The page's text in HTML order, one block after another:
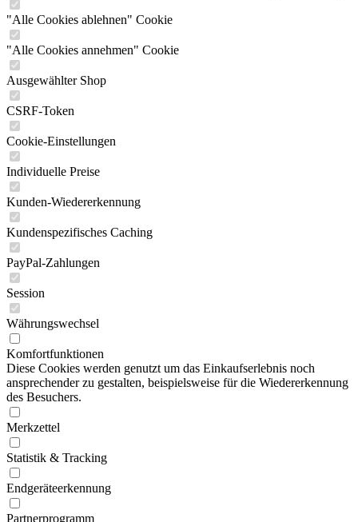
"Alle Cookies ablehnen" Cookie
"Alle Cookies annehmen" Cookie
Ausgewählter Shop
CSRF-Token
Cookie-Einstellungen
Individuelle Preise
Kunden-Wiedererkennung
Kundenspezifisches Caching
PayPal-Zahlungen
Session
Währungswechsel
Komfortfunktionen
Diese Cookies werden genutzt um das Einkaufserlebnis noch
ansprechender zu gestalten, beispielsweise für die Wiedererkennung
des Besuchers.
Merkzettel
Statistik & Tracking
Endgeräteerkennung
Partnerprogramm